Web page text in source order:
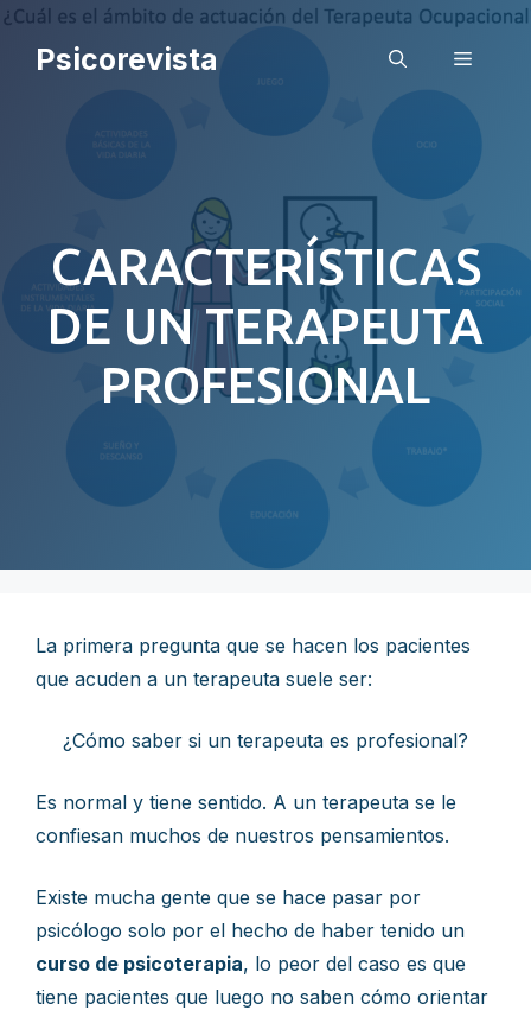
Saltar
Psicorevista Menú
CARACTERÍSTICAS
DE UN TERAPEUTA
PROFESIONAL
La primera pregunta que se hacen los pacientes
que acuden a un terapeuta suele ser:
¿Cómo saber si un terapeuta es profesional?
Es normal y tiene sentido. A un terapeuta se le
confiesan muchos de nuestros pensamientos.
Existe mucha gente que se hace pasar por
psicólogo solo por el hecho de haber tenido un
curso de psicoterapia, lo peor del caso es que
tiene pacientes que luego no saben cómo orientar